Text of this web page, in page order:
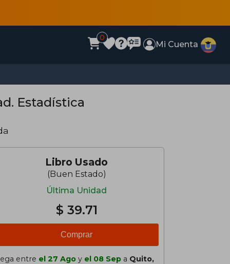
0
Mi Cuenta
Estadística
Libro Usado
(Buen Estado)
Última Unidad
$ 39.71
Comprar
entre el 27 Ago y el 08 Sep a Quito,